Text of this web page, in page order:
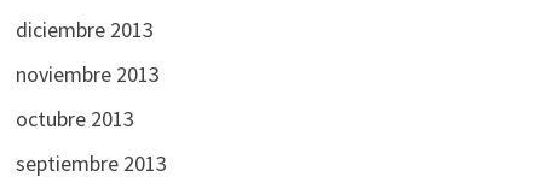
diciembre 2013
noviembre 2013
octubre 2013
septiembre 2013